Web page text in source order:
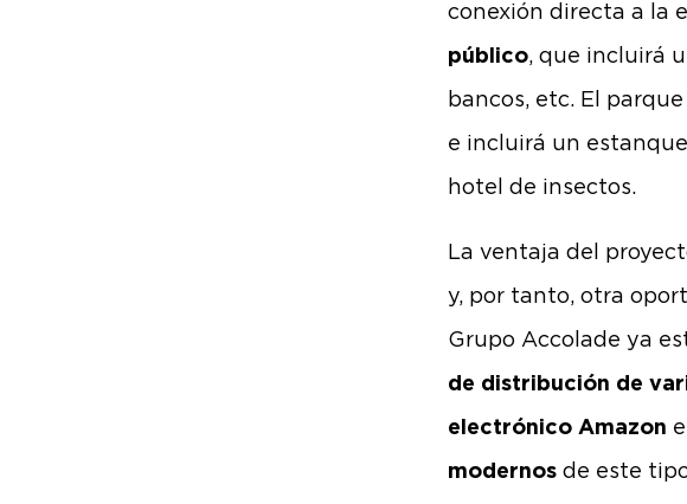
conexión directa a la
público, que incluirá
bancos, etc. El
e incluirá un
hotel de insectos.
La ventaja del
y, por tanto, otra
Grupo Accolade ya
de distribución de
electrónico Amazon
modernos de este